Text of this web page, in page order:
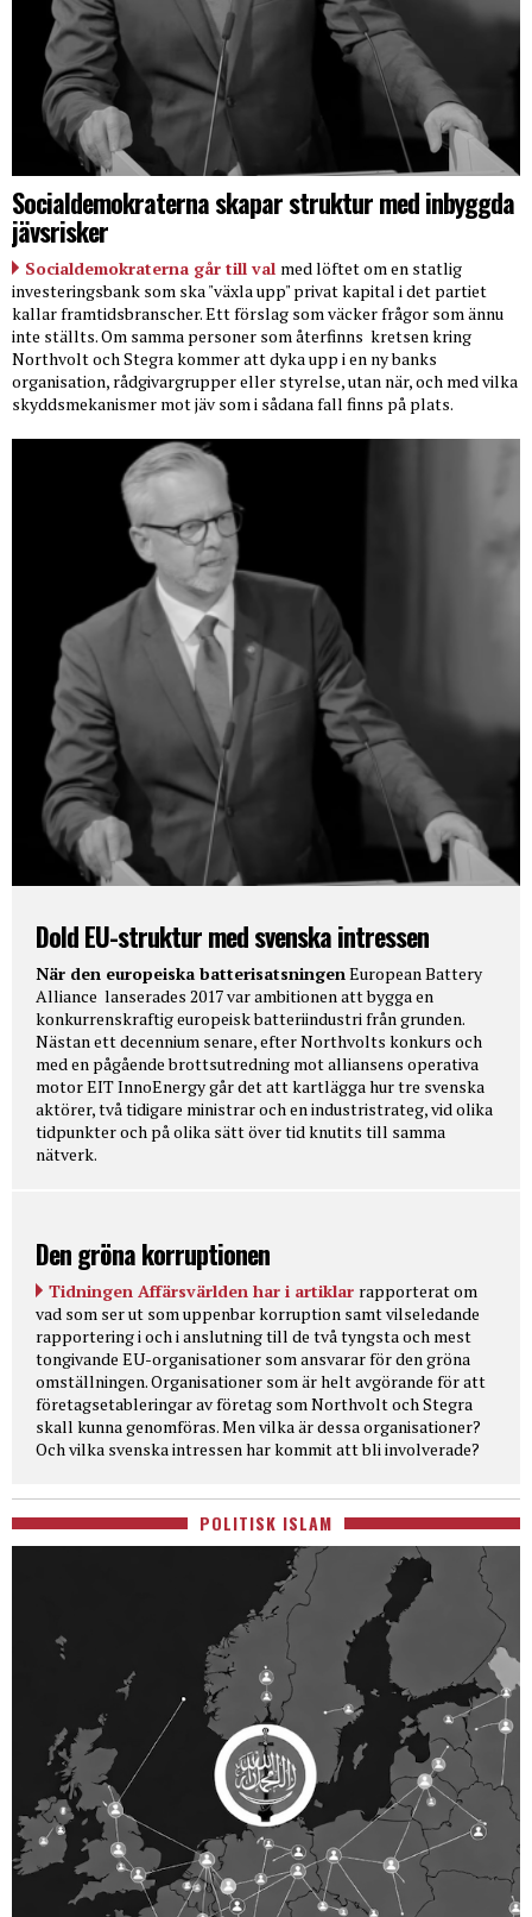
Socialdemokraterna skapar struktur med inbyggda
jävsrisker
Socialdemokraterna går till val med löftet om en statlig
investeringsbank som ska "växla upp" privat kapital i det partiet
kallar framtidsbranscher. Ett förslag som väcker frågor som ännu
inte ställts. Om samma personer som återfinns kretsen kring
Northvolt och Stegra kommer att dyka upp i en ny banks
organisation, rådgivargrupper eller styrelse, utan när, och med vilka
skyddsmekanismer mot jäv som i sådana fall finns på plats.
Dold EU-struktur med svenska intressen
När den europeiska batterisatsningen European Battery
Alliance lanserades 2017 var ambitionen att bygga en
konkurrenskraftig europeisk batteriindustri från grunden.
Nästan ett decennium senare, efter Northvolts konkurs och
med en pågående brottsutredning mot alliansens operativa
motor EIT InnoEnergy går det att kartlägga hur tre svenska
aktörer, två tidigare ministrar och en industristrateg, vid olika
tidpunkter och på olika sätt över tid knutits till samma
nätverk.
Den gröna korruptionen
Tidningen Affärsvärlden har i artiklar rapporterat om
vad som ser ut som uppenbar korruption samt vilseledande
rapportering i och i anslutning till de två tyngsta och mest
tongivande EU-organisationer som ansvarar för den gröna
omställningen. Organisationer som är helt avgörande för att
företagsetableringar av företag som Northvolt och Stegra
skall kunna genomföras. Men vilka är dessa organisationer?
Och vilka svenska intressen har kommit att bli involverade?
POLITISK ISLAM